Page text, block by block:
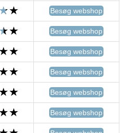
Besøg webshop
Besøg webshop
Besøg webshop
Besøg webshop
Besøg webshop
Besøg webshop